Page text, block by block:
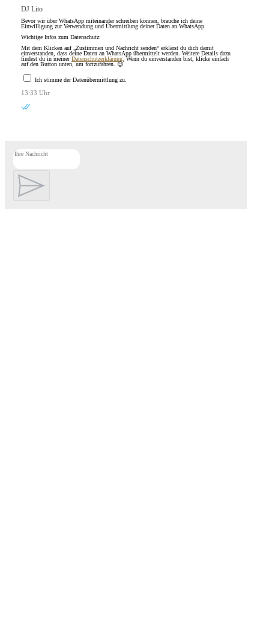
DJ Lito
Bevor wir über WhatsApp miteinander schreiben können, brauche ich deine
Einwilligung zur Verwendung und Übermittlung deiner Daten an WhatsApp.
Wichtige Infos zum Datenschutz:
Mit dem Klicken auf „Zustimmen und Nachricht senden“ erklärst du dich damit
einverstanden, dass deine Daten an WhatsApp übermittelt werden. Weitere Details dazu
findest du in meinerDatenschutzerklärung. Wenn du einverstanden bist, klicke einfach
auf den Button unten, um fortzufahren. 😊
Ich stimme der Datenübermittlung zu.
13:33 Uhr